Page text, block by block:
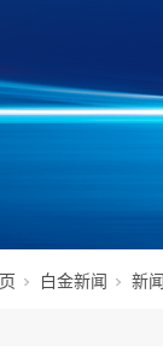
白金新闻 新